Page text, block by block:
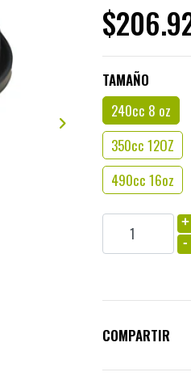
TAMAÑO
240cc 8 oz
350cc 12OZ
490cc 16oz
+
-
COMPARTIR